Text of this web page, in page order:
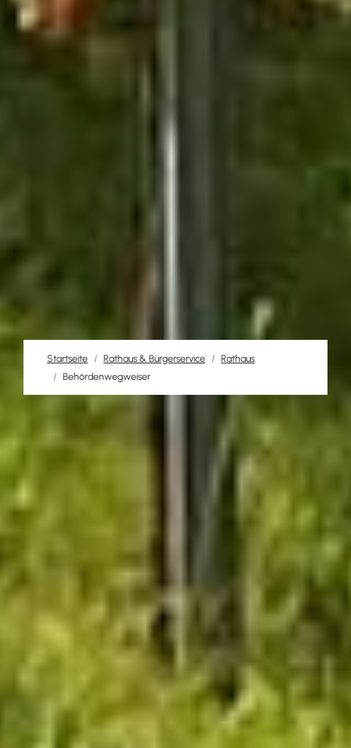
Startseite Rathaus & Bürgerservice
Rathaus
Behördenwegweiser